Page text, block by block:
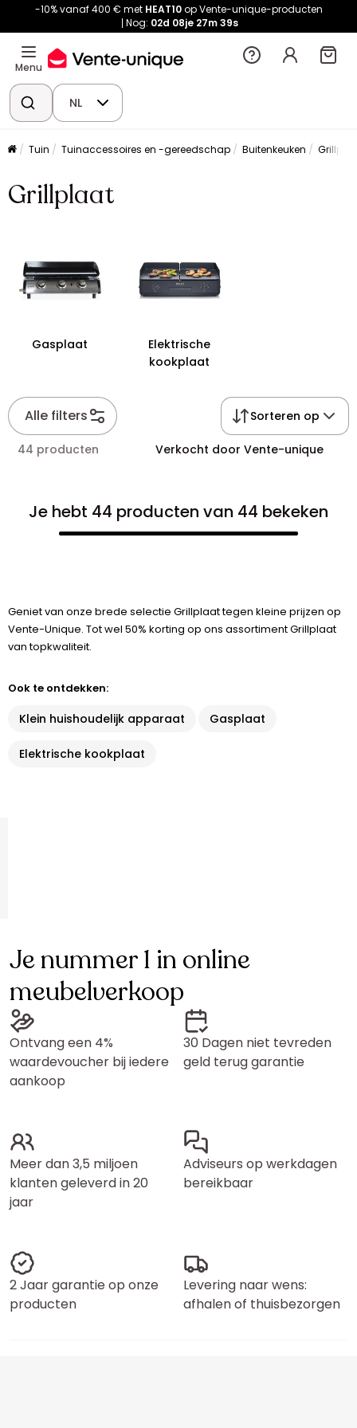
-10% vanaf 400 € met HEAT10op Vente-unique-producten
Nog: 02d 08je 27m39s
Menu
NL
Tuin Tuinaccessoires en -gereedschap Buitenkeuken
Grillplaat
Gasplaat
Elektrische
kookplaat
Alle filters Sorteren op
44 producten Verkocht door Vente-unique
Je hebt 44 producten van 44 bekeken
Geniet van onze brede selectie Grillplaat tegen kleine prijzen op
Vente-Unique. Tot wel 50% korting op ons assortiment Grillplaat
van topkwaliteit.
Ook te ontdekken:
Klein huishoudelijk apparaat Gasplaat
Elektrische kookplaat
Je nummer 1 in online
meubelverkoop
Ontvang een 4%
waardevoucher bij iedere
aankoop
30 Dagen niet tevreden
geld terug garantie
Meer dan 3,5 miljoen
klanten geleverd in 20
jaar
Adviseurs op werkdagen
bereikbaar
2 Jaar garantie op onze
producten
Levering naar wens:
afhalen of thuisbezorgen